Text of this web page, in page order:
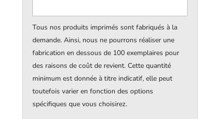
Tous nos produits imprimés sont fabriqués à la
demande. Ainsi, nous ne pourrons réaliser une
fabrication en dessous de 100 exemplaires pour
des raisons de coût de revient. Cette quantité
minimum est donnée à titre indicatif, elle peut
toutefois varier en fonction des options
spécifiques que vous choisirez.